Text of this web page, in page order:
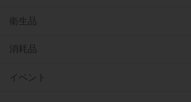
衛生品
消耗品
イベント